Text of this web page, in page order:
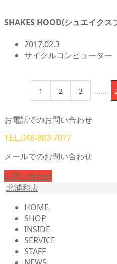
SHAKES HOOD(シュエイク
2017.02.3
サイクルコンピューター
1 2 3
お電話でのお問い合わせ
TEL.048-883-7077
メールでのお問い合わせ
お問い合わせ
北浦和店
HOME
SHOP
INSIDE
SERVICE
STAFF